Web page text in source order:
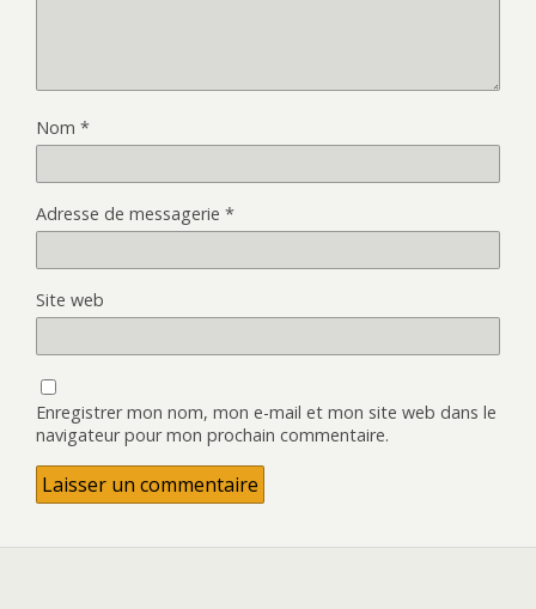
Nom *
Adresse de messagerie *
Site web
Enregistrer mon nom, mon e-mail et mon site web dans le
navigateur pour mon prochain commentaire.